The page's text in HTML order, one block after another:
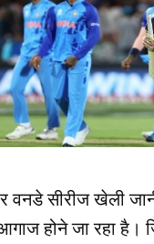
सीरीज खेली
होने जा रहा है।